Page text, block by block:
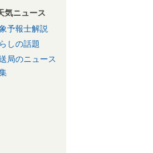
気ニュース
予報士解説
しの話題
局のニュース